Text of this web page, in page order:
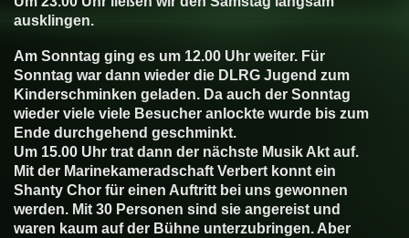
ausklingen.
Am Sonntag ging es um 12.00 Uhr weiter. Für
Sonntag war dann wieder die DLRG Jugend zum
Kinderschminken geladen. Da auch der Sonntag
wieder viele viele Besucher anlockte wurde bis zum
Ende durchgehend geschminkt.
Um 15.00 Uhr trat dann der nächste Musik Akt auf.
Mit der Marinekameradschaft Verbert konnt ein
Shanty Chor für einen Auftritt bei uns gewonnen
werden. Mit 30 Personen sind sie angereist und
waren kaum auf der Bühne unterzubringen. Aber